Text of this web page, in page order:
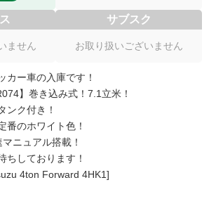
ません
サブスク
お取り扱いございません
カー車の入庫です！
】巻き込み式！7.1立米！
ンク付き！
番のホワイト色！
ニュアル搭載！
ちしております！
4ton Forward 4HK1]